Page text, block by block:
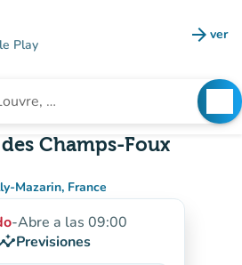
Play arrow_forward ver
Champs-Foux
Mazarin, France
en Google Maps)
pestaña)
-Abre a las 09:00
Previsiones